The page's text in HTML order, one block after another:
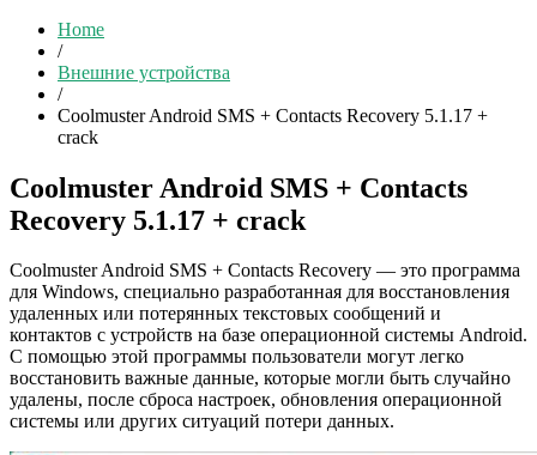
Home
/
Внешние устройства
/
Coolmuster Android SMS + Contacts Recovery 5.1.17 +
crack
Coolmuster Android SMS + Contacts
Recovery 5.1.17 + crack
Coolmuster Android SMS + Contacts Recovery — это программа
для Windows, специально разработанная для восстановления
удаленных или потерянных текстовых сообщений и
контактов с устройств на базе операционной системы Android.
С помощью этой программы пользователи могут легко
восстановить важные данные, которые могли быть случайно
удалены, после сброса настроек, обновления операционной
системы или других ситуаций потери данных.